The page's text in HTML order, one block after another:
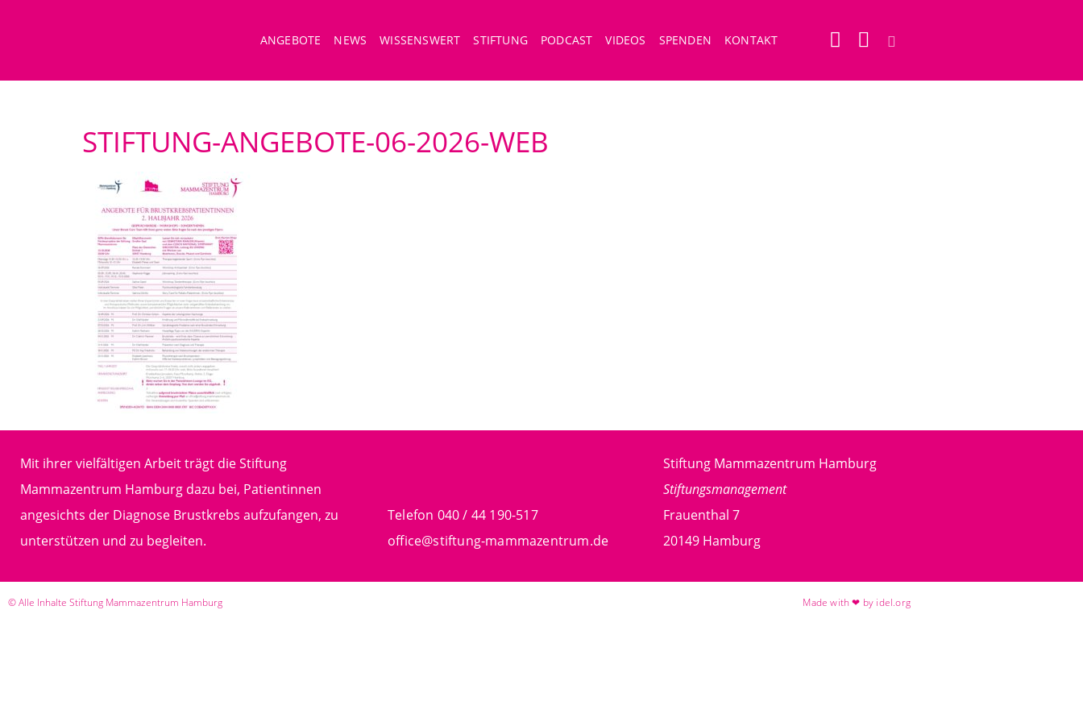
ANGEBOTE NEWS WISSENSWERT STIFTUNG PODCAST VIDEOS SPENDEN KONTAKT
STIFTUNG-ANGEBOTE-06-2026-WEB
Mit ihrer vielfältigen Arbeit trägt die Stiftung
Mammazentrum Hamburg dazu bei, Patientinnen
angesichts der Diagnose Brustkrebs aufzufangen, zu
unterstützen und zu begleiten.
Telefon 040 / 44 190-517
office@stiftung-mammazentrum.de
Stiftung Mammazentrum Hamburg
Stiftungsmanagement
Frauenthal 7
20149 Hamburg
© Alle Inhalte Stiftung Mammazentrum Hamburg Made with ❤ by idel.org